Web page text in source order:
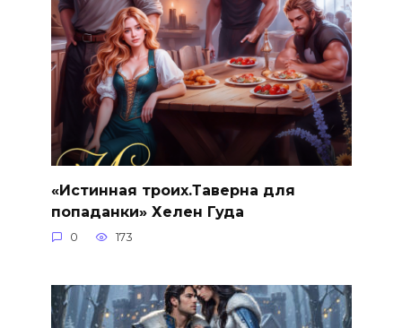
«Истинная троих.Таверна для
попаданки» Хелен Гуда
0 173